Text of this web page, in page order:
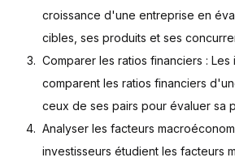
croissance d'une entreprise en
cibles, ses produits et ses
Comparer les ratios financiers : Les
comparent les ratios financiers
ceux de ses pairs pour évaluer sa
Analyser les facteurs
investisseurs étudient les facteurs